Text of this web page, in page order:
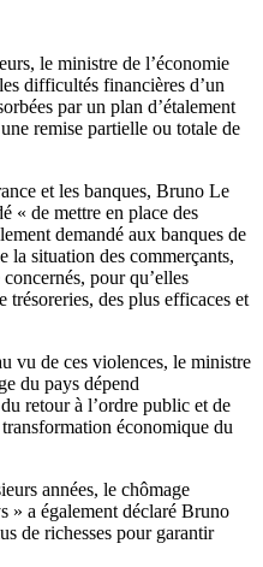
le ministre de l’économie
difficultés financières d’un
par un plan d’étalement
remise partielle ou totale de
et les banques, Bruno Le
« de mettre en place des
demandé aux banques de
la situation des commerçants,
pour qu’elles
trésoreries, des plus efficaces et
vu de ces violences, le ministre
du pays dépend
retour à l’ordre public et de
économique du
années, le chômage
» a également déclaré Bruno
de richesses pour garantir